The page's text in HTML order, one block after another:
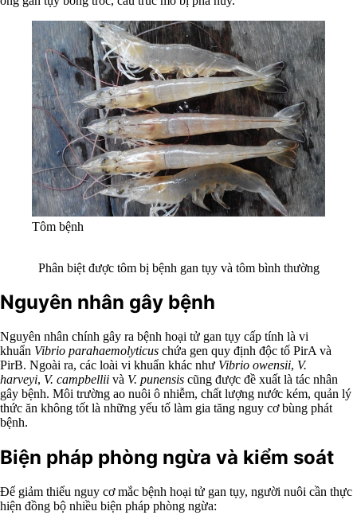
Tôm bệnh
Phân biệt được tôm bị bệnh gan tụy và tôm bình thường
Nguyên nhân gây bệnh
Nguyên nhân chính gây ra bệnh hoại tử gan tụy cấp tính là vi
khuẩn Vibrio parahaemolyticus chứa gen quy định độc tố PirA và
PirB. Ngoài ra, các loài vi khuẩn khác như Vibrio owensii, V.
harveyi, V. campbellii và V. punensis cũng được đề xuất là tác nhân
gây bệnh. Môi trường ao nuôi ô nhiễm, chất lượng nước kém, quản lý
thức ăn không tốt là những yếu tố làm gia tăng nguy cơ bùng phát
bệnh.
Biện pháp phòng ngừa và kiểm soát
Để giảm thiểu nguy cơ mắc bệnh hoại tử gan tụy, người nuôi cần thực
hiện đồng bộ nhiều biện pháp phòng ngừa: